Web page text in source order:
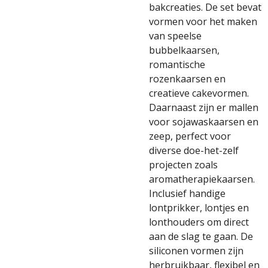
bakcreaties. De set bevat
vormen voor het maken
van speelse
bubbelkaarsen,
romantische
rozenkaarsen en
creatieve cakevormen.
Daarnaast zijn er mallen
voor sojawaskaarsen en
zeep, perfect voor
diverse doe-het-zelf
projecten zoals
aromatherapiekaarsen.
Inclusief handige
lontprikker, lontjes en
lonthouders om direct
aan de slag te gaan. De
siliconen vormen zijn
herbruikbaar, flexibel en